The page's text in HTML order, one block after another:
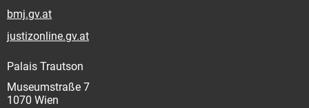
bmj.gv.at
justizonline.gv.at
Palais Trautson
Museumstraße 7
1070 Wien